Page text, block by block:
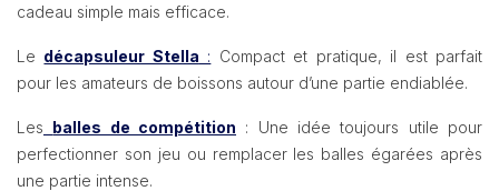
cadeau simple mais efficace.
Le décapsuleur Stella : Compact et pratique, il est parfait
pour les amateurs de boissons autour d’une partie endiablée.
Les balles de compétition : Une idée toujours utile pour
perfectionner son jeu ou remplacer les balles égarées après
une partie intense.